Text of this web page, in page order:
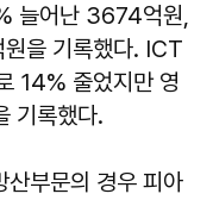
늘어난 3674억원,
을 기록했다. ICT
14% 줄었지만 영
기록했다.
부문의 경우 피아